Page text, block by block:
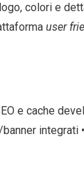
colori e
user
e cache